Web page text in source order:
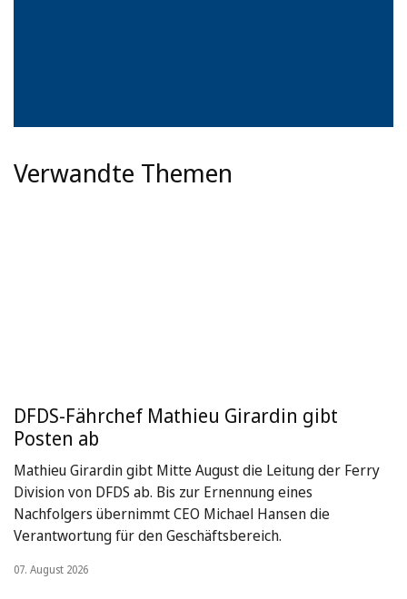
Verwandte Themen
DFDS-Fährchef Mathieu Girardin gibt
Posten ab
Mathieu Girardin gibt Mitte August die Leitung der Ferry
Division von DFDS ab. Bis zur Ernennung eines
Nachfolgers übernimmt CEO Michael Hansen die
Verantwortung für den Geschäftsbereich.
07. August 2026